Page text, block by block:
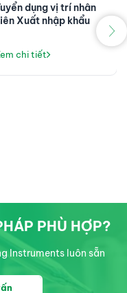
dụng vị trí nhân
Xuất nhập khẩu
chi tiết
PHÙ HỢP?
Instruments luôn sẵn